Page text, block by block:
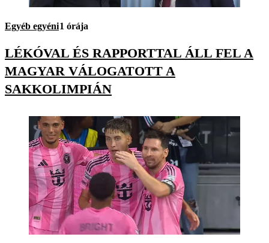
Egyéb egyéni1 órája
LÉKÓVAL ÉS RAPPORTTAL ÁLL FEL A
MAGYAR VÁLOGATOTT A
SAKKOLIMPIÁN